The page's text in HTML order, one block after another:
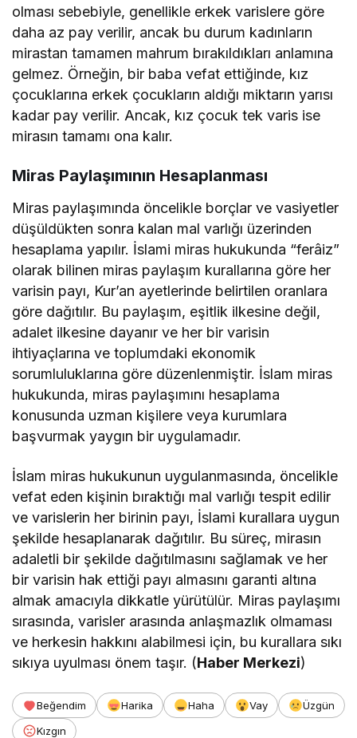
olması sebebiyle, genellikle erkek varislere göre
daha az pay verilir, ancak bu durum kadınların
mirastan tamamen mahrum bırakıldıkları anlamına
gelmez. Örneğin, bir baba vefat ettiğinde, kız
çocuklarına erkek çocukların aldığı miktarın yarısı
kadar pay verilir. Ancak, kız çocuk tek varis ise
mirasın tamamı ona kalır.
Miras Paylaşımının Hesaplanması
Miras paylaşımında öncelikle borçlar ve vasiyetler
düşüldükten sonra kalan mal varlığı üzerinden
hesaplama yapılır. İslami miras hukukunda “ferâiz”
olarak bilinen miras paylaşım kurallarına göre her
varisin payı, Kur’an ayetlerinde belirtilen oranlara
göre dağıtılır. Bu paylaşım, eşitlik ilkesine değil,
adalet ilkesine dayanır ve her bir varisin
ihtiyaçlarına ve toplumdaki ekonomik
sorumluluklarına göre düzenlenmiştir. İslam miras
hukukunda, miras paylaşımını hesaplama
konusunda uzman kişilere veya kurumlara
başvurmak yaygın bir uygulamadır.
İslam miras hukukunun uygulanmasında, öncelikle
vefat eden kişinin bıraktığı mal varlığı tespit edilir
ve varislerin her birinin payı, İslami kurallara uygun
şekilde hesaplanarak dağıtılır. Bu süreç, mirasın
adaletli bir şekilde dağıtılmasını sağlamak ve her
bir varisin hak ettiği payı almasını garanti altına
almak amacıyla dikkatle yürütülür. Miras paylaşımı
sırasında, varisler arasında anlaşmazlık olmaması
ve herkesin hakkını alabilmesi için, bu kurallara sıkı
sıkıya uyulması önem taşır. (Haber Merkezi)
Beğendim Harika Haha Vay
Üzgün
Kızgın